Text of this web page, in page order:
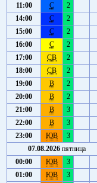
11:00
С 2
14:00
С 2
15:00
С 2
16:00
С 2
17:00
СВ 2
18:00
СВ 2
19:00
В 2
20:00
В 2
21:00
В 3
22:00
В 3
23:00
ЮВ 3
07.08.2026 пятница
00:00
ЮВ 3
01:00
ЮВ 3